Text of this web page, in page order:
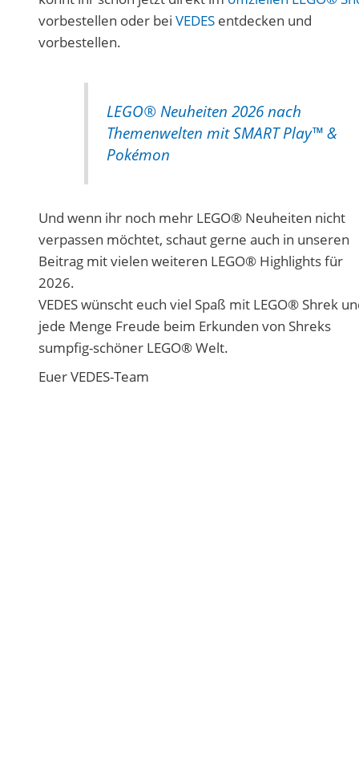
vorbestellen oder beiVEDES entdecken und
vorbestellen.
LEGO® Neuheiten 2026 nach
Themenwelten mit SMART Play™ &
Pokémon
Und wenn ihr noch mehr LEGO® Neuheiten nicht
verpassen möchtet, schaut gerne auch in unseren
Beitrag mit vielen weiteren LEGO® Highlights für
2026.
VEDES wünscht euch viel Spaß mit LEGO® Shrek
jede Menge Freude beim Erkunden von Shreks
sumpfig-schöner LEGO® Welt.
Euer VEDES-Team